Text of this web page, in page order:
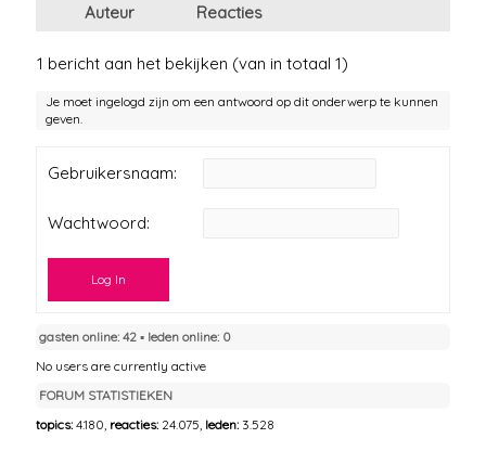
Auteur Reacties
1 bericht aan het bekijken (van in totaal 1)
Je moet ingelogd zijn om een antwoord op dit onderwerp te kunnen
geven.
Gebruikersnaam:
Wachtwoord:
Log In
gasten online: 42 ▪︎ leden online: 0
No users are currently active
FORUM STATISTIEKEN
topics:4.180, reacties: 24.075, leden: 3.528